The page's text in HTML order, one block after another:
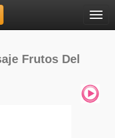
Menú
Frutos Del Bosque 80ml
Frutos Del